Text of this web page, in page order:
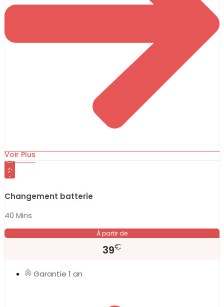
Voir Plus
Changement batterie
40 Mins
À partir de
39€
Garantie 1 an